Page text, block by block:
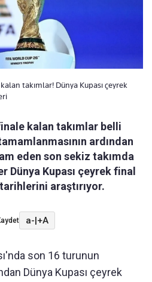
takımlar! Dünya Kupası çeyrek
kalan takımlar belli
ardından
eden son sekiz takımda
Kupası çeyrek final
araştırıyor.
a-|+A
son 16 turunun
Dünya Kupası çeyrek